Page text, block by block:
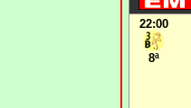
22:00
8ª